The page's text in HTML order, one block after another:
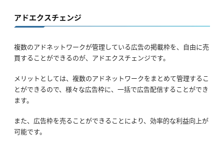
アドエクスチェンジ
複数のアドネットワークが管理している広告の掲載枠を、自由に売
買することができるのが、アドエクスチェンジです。
メリットとしては、複数のアドネットワークをまとめて管理するこ
とができるので、様々な広告枠に、一括で広告配信することができ
ます。
また、広告枠を売ることができることにより、効率的な利益向上が
可能です。